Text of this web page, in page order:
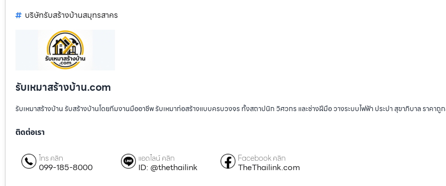
บริษัทรับสร้างบ้านสมุทรสาคร
รับเหมาสร้างบ้าน.com
รับเหมาสร้างบ้าน รับสร้างบ้านโดยทีมงานมืออาชีพ รับเหมาก่อสร้างแบบครบวงจร ทั้งสถาปนิก วิศวกร และช่างฝีมือ วางระบบไฟฟ้า ประปา สุขาภิบาล ราคาถู
ติดต่อเรา
โทร คลิก
099-185-8000
แอดไลน์ คลิก
ID: @thethailink
Facebook คลิก
TheThailink.com